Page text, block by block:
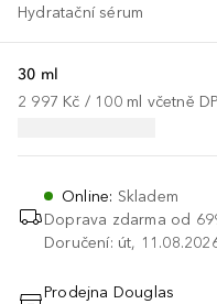
Hydratační sérum
30 ml
2 997 Kč / 100 ml včetně
Online: Skladem
Doprava zdarma od
Doručení: út,
Prodejna Douglas